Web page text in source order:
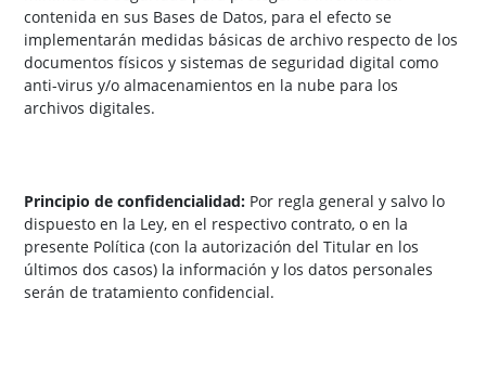
contenida en sus Bases de Datos, para el efecto se
implementarán medidas básicas de archivo respecto de los
documentos físicos y sistemas de seguridad digital como
anti-virus y/o almacenamientos en la nube para los
archivos digitales.
Principio de confidencialidad: Por regla general y salvo lo
dispuesto en la Ley, en el respectivo contrato, o en la
presente Política (con la autorización del Titular en los
últimos dos casos) la información y los datos personales
serán de tratamiento confidencial.